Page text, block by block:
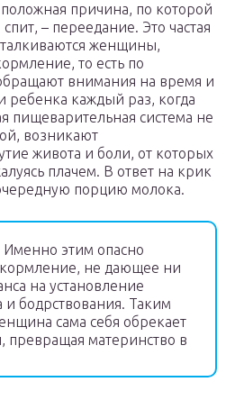
причина, по которой
– переедание. Это частая
женщины,
то есть по
внимания на время и
ребенка каждый раз, когда
пищеварительная система не
возникают
живота и боли, от которых
плачем. В ответ на крик
порцию молока.
Именно этим опасно
не дающее ни
на установление
и бодрствования. Таким
сама себя обрекает
превращая материнство в